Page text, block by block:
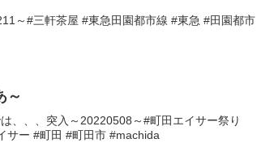
～#三軒茶屋 #東急田園都市線 #東急 #田園都市
～
、、、突入～20220508～#町田エイサー祭り
サー #町田 #町田市 #machida